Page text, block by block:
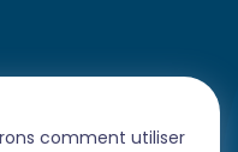
comment utiliser